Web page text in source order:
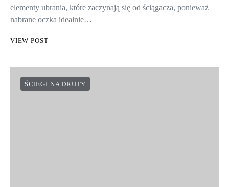
elementy ubrania, które zaczynają się od ściągacza, ponieważ
nabrane oczka idealnie…
VIEW POST
ŚCIEGI NA DRUTY